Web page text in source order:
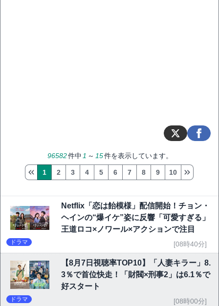
96582件中 1 ～ 15件を表示しています。
1 2 3 4 5 6 7 8 9 10
Netflix「恋は飴模様」配信開始！チョン・
ヘインの“爆イケ”姿に反響「可愛すぎる」
王道ロコ×ノワール×アクションで注目
ドラマ [08時40分]
【8月7日視聴率TOP10】「人妻キラー」8.
3％で首位快走！「財閥×刑事2」は6.1％で
好スタート
ドラマ [08時00分]